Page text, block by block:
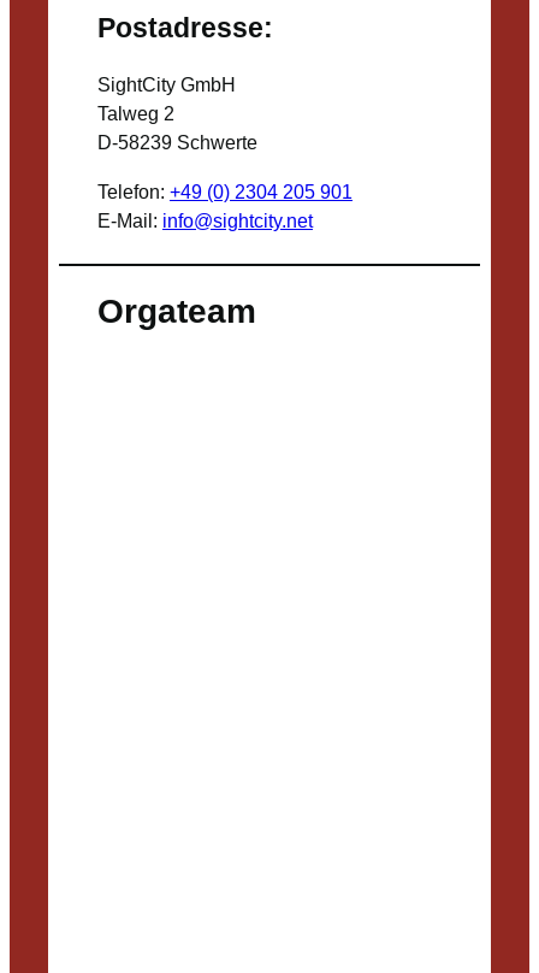
Postadresse:
SightCity GmbH
Talweg 2
D-58239 Schwerte
Telefon: +49 (0) 2304 205 901
E-Mail: info@sightcity.net
Orgateam